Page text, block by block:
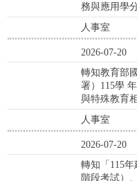
務與應用學
人事室
2026-07-20
轉知教育部
署）115學
與特殊教育
人事室
2026-07-20
轉知「115
階段考試）